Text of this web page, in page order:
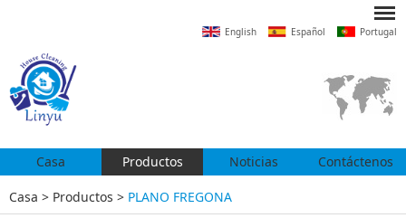
English Español Portugal
Casa Productos Noticias Contáctenos
Casa > Productos > PLANO FREGONA